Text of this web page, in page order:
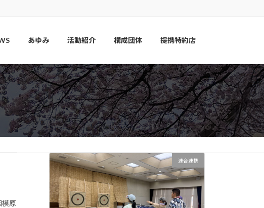
あゆみ 活動紹介 構成団体 提携特約店
模原
連合連携